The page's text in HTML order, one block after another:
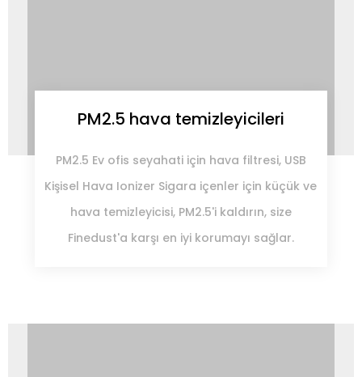
PM2.5 hava temizleyicileri
PM2.5 Ev ofis seyahati için hava filtresi, USB
Kişisel Hava Ionizer Sigara içenler için küçük ve
hava temizleyicisi, PM2.5'i kaldırın, size
Finedust'a karşı en iyi korumayı sağlar.